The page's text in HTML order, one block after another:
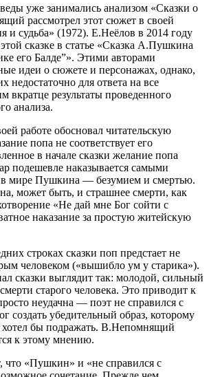
уже занимались анализом «Сказки о
рассмотрел этот сюжет в своей
и судьба» (1972). Е.Неёлов в 2014 году
сказке в статье «Сказка А.Пушкина
его Балде”». Этими авторами
идеи о сюжете и персонажах, однако,
для ответа на все
вкратце результаты проведенного
анализа.
работе обосновал читательскую
попа не соответствует его
в начале сказки желание попа
подешевле наказывается самыми
мире Пушкина — безумием и смертью.
может быть, и страшнее смерти, как
«Не дай мне Бог сойти с
наказание за простую житейскую
строках сказки поп предстает не
человеком («вышибло ум у старика»).
сказки выглядит так: молодой, сильный
старого человека. Это приводит к
неудачна — поэт не справился с
создать убедительный образ, которому
хотел бы подражать. В.Непомнящий
к этому мнению.
что «Пушкин» и «не справился с